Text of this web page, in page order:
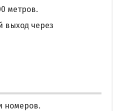
онлайн
метров.
выход через
номеров.